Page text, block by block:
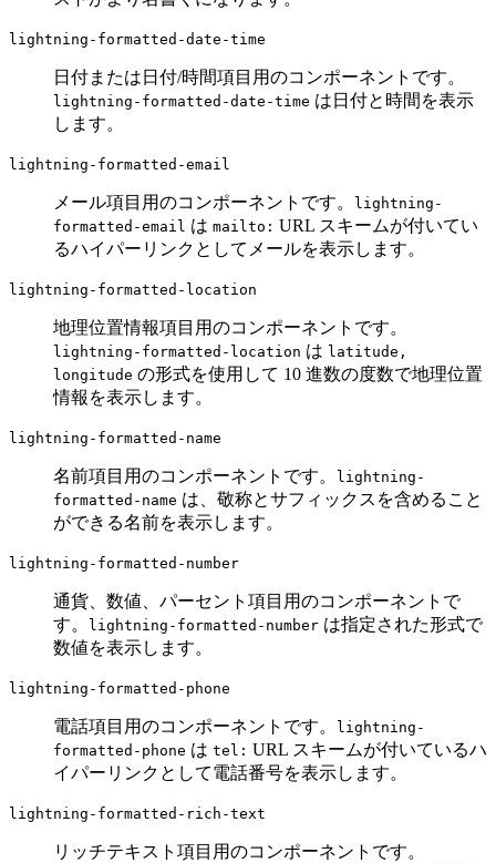
lightning-formatted-date-time
日付または日付/時間項目用のコンポーネントです。
lightning-formatted-date-time は日付と時間を表示
します。
lightning-formatted-email
メール項目用のコンポーネントです。
lightning-
formatted-email は mailto: URL スキームが付いてい
るハイパーリンクとしてメールを表示します。
lightning-formatted-location
地理位置情報項目用のコンポーネントです。
lightning-formatted-location は latitude,
longitude の形式を使用して 10 進数の度数で地理位置
情報を表示します。
lightning-formatted-name
名前項目用のコンポーネントです。
lightning-
formatted-name は、敬称とサフィックスを含めること
ができる名前を表示します。
lightning-formatted-number
通貨、数値、パーセント項目用のコンポーネントで
す。
lightning-formatted-number は指定された形式で
数値を表示します。
lightning-formatted-phone
電話項目用のコンポーネントです。
lightning-
formatted-phone は tel: URL スキームが付いているハ
イパーリンクとして電話番号を表示します。
lightning-formatted-rich-text
リッチテキスト項目用のコンポーネントです。